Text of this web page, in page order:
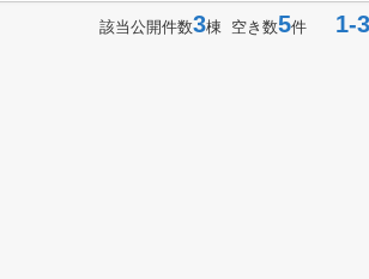
該当公開件数3棟 空き数5件 1-3